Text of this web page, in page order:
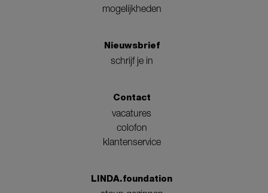
mogelijkheden
Nieuwsbrief
schrijf je in
Contact
vacatures
colofon
klantenservice
LINDA.foundation